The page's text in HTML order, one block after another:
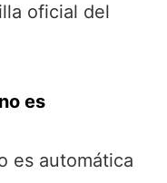
oficial del
es
es automática